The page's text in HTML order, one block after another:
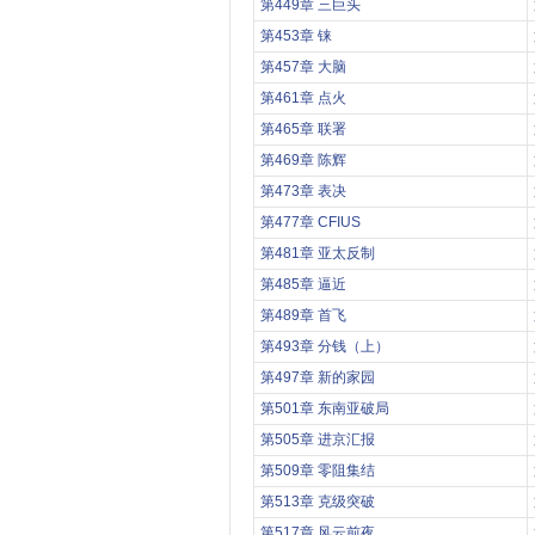
第449章 三巨头
第453章 铼
第457章 大脑
第461章 点火
第465章 联署
第469章 陈辉
第473章 表决
第477章 CFIUS
第481章 亚太反制
第485章 逼近
第489章 首飞
第493章 分钱（上）
第497章 新的家园
第501章 东南亚破局
第505章 进京汇报
第509章 零阻集结
第513章 克级突破